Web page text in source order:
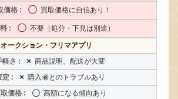
〇 買取価格に自信あり！
〇 不要（処分・下見は別途）
オークション・フリマアプリ
× 商品説明、配送が大変
× 購入者とのトラブルあり
〇 高額になる傾向あり